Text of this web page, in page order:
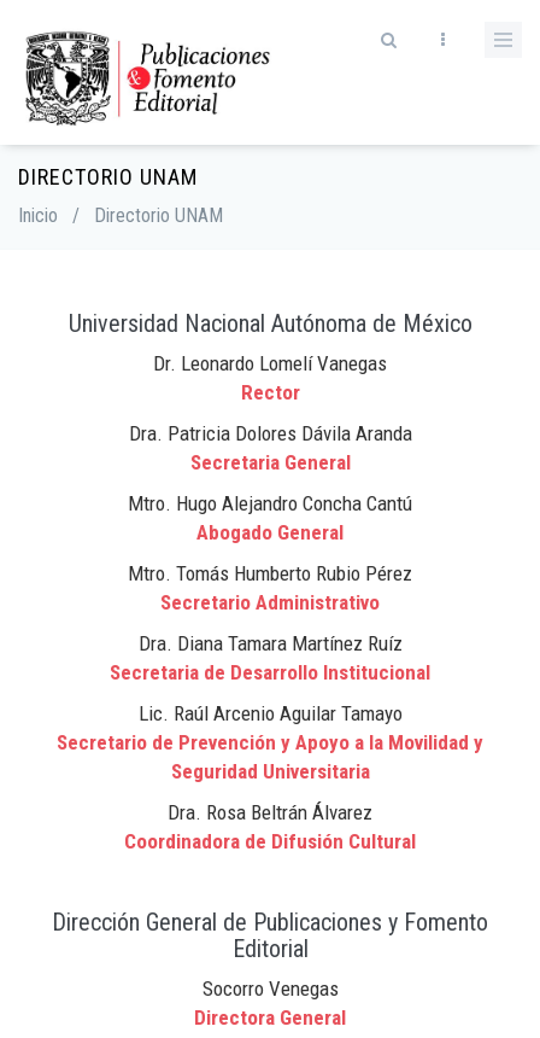
main
content
DIRECTORIO UNAM
Breadcrumb
Inicio / Directorio UNAM
Universidad Nacional Autónoma de México
Dr. Leonardo Lomelí Vanegas
Rector
Dra. Patricia Dolores Dávila Aranda
Secretaria General
Mtro. Hugo Alejandro Concha Cantú
Abogado General
Mtro. Tomás Humberto Rubio Pérez
Secretario Administrativo
Dra. Diana Tamara Martínez Ruíz
Secretaria de Desarrollo Institucional
Lic. Raúl Arcenio Aguilar Tamayo
Secretario de Prevención y Apoyo a la Movilidad y
Seguridad Universitaria
Dra. Rosa Beltrán Álvarez
Coordinadora de Difusión Cultural
Dirección General de Publicaciones y Fomento
Editorial
Socorro Venegas
Directora General